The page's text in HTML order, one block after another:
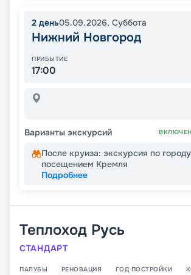
2 день05.09.2026, Суббота
Нижний Новгород
ПРИБЫТИЕ
17:00
Варианты экскурсий
После круиза: экскурсия по
посещением Кремля
Подробнее
Теплоход Русь
СТАНДАРТ
ПАЛУБЫ РЕНОВАЦИЯ ГОД ПОСТРОЙКИ